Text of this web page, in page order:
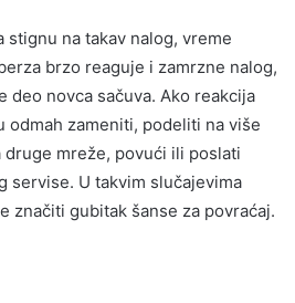
stignu na takav nalog, vreme
brzo reaguje i zamrzne nalog,
deo novca sačuva. Ako reakcija
odmah zameniti, podeliti na više
mreže, povući ili poslati
servise. U takvim slučajevima
značiti gubitak šanse za povraćaj.